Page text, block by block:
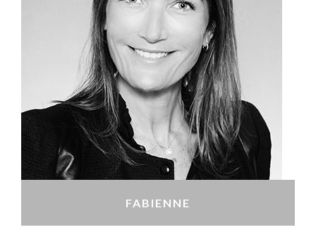
FABIENNE